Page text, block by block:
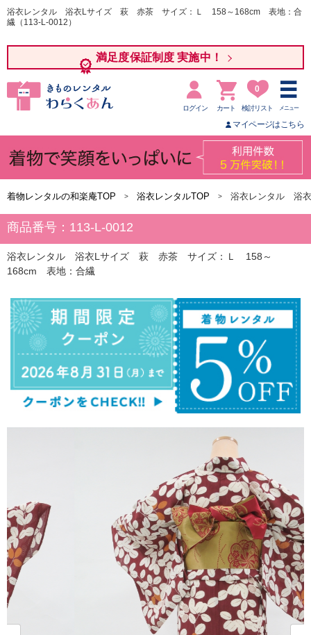
浴衣レンタル 浴衣Lサイズ 萩 赤茶 サイズ：Ｌ 158～168cm 表地：合
繊（113-L-0012）
満足度保証制度 実施中！
ログイン カート
0
検討リスト メニュー
マイページはこちら
着物レンタルの和楽庵TOP 浴衣レンタルTOP 浴衣レンタル 浴
商品番号：113-L-0012
浴衣レンタル 浴衣Lサイズ 萩 赤茶 サイズ：Ｌ 158～
168cm 表地：合繊